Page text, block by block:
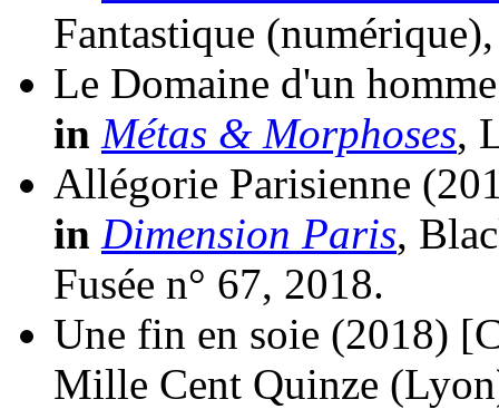
Fantastique
Le Domaine d'un
in Métas & Morphoses,
Allégorie Parisienne
in Dimension Paris,
Fusée n° 67, 2018.
Une fin en soie (2018)
Mille Cent Quinze